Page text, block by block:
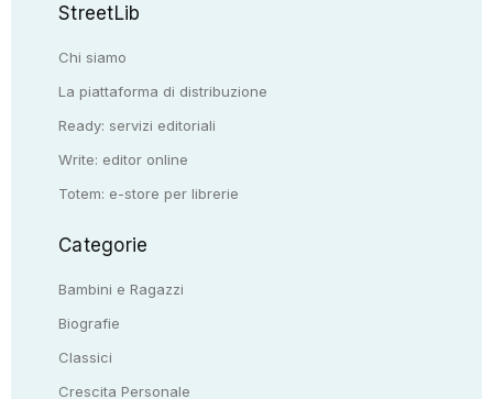
StreetLib
Chi siamo
La piattaforma di distribuzione
Ready: servizi editoriali
Write: editor online
Totem: e-store per librerie
Categorie
Bambini e Ragazzi
Biografie
Classici
Crescita Personale